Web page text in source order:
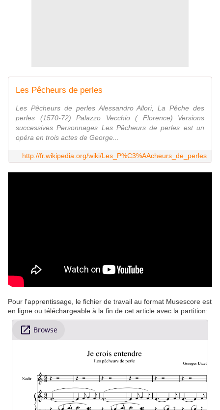
Les Pêcheurs de perles
Les Pêcheurs de perles Alessandro Allori, La Pêche des
perles (1570-72) Palazzo Vecchio ( Florence) Versions
successives Personnages Les Pêcheurs de perles est un
opéra en trois actes de George...
http://fr.wikipedia.org/wiki/Les_P%C3%AAcheurs_de_perles
Pour l'apprentissage, le fichier de travail au format Musescore est
en ligne ou téléchargeable à la fin de cet article avec la partition: